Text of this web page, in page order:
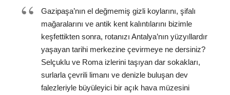
Gazipaşa’nın el değmemiş gizli koylarını, şifalı
mağaralarını ve antik kent kalıntılarını bizimle
keşfettikten sonra, rotanızı Antalya’nın yüzyıllardır
yaşayan tarihi merkezine çevirmeye ne dersiniz?
Selçuklu ve Roma izlerini taşıyan dar sokakları,
surlarla çevrili limanı ve denizle buluşan dev
falezleriyle büyüleyici bir açık hava müzesini